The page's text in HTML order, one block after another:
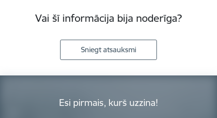
Vai šī informācija bija noderīga?
Sniegt atsauksmi
Esi pirmais, kurš uzzina!